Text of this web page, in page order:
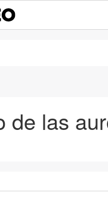
de las